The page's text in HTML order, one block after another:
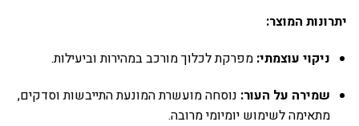
יתרונות המוצר:
ניקוי עוצמתי: מפרקת לכלוך מורכב במהירות וביעילות.
שמירה על העור: נוסחה מועשרת המונעת התייבשות וסדקים,
מתאימה לשימוש יומיומי מרובה.